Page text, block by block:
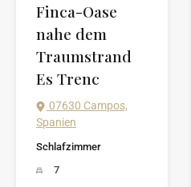
Finca-Oase
nahe dem
Traumstrand
Es Trenc
07630 Campos,
Spanien
Schlafzimmer
7